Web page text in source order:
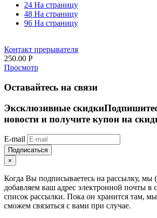
24 На страницу
48 На страницу
96 На страницу
Контакт прерывателя
250.00 Р
Просмотр
Оставайтесь на связи
Эксклюзивные скидки
новости и получите купон на
E-mail
Подписаться
×
Когда Вы подписываетесь на рассылку, мы
добавляем ваш адрес электронной почты в
список рассылки. Пока он хранится там,
сможем связаться с вами при случае.